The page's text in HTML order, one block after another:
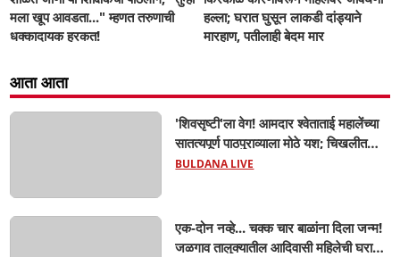
मला खूप आवडता..." म्हणत तरुणाची
धक्कादायक हरकत!
हल्ला; घरात घुसून लाकडी दांड्याने
मारहाण, पतीलाही बेदम मार
आता आता
'शिवसृष्टी'ला वेग! आमदार श्वेताताई महालेंच्या
सातत्यपूर्ण पाठपुराव्याला मोठे यश; चिखलीत
साकारणार ६५ कोटींचा भव्य 'छत्रपती शिवाजी
BULDANA LIVE
एक-दोन नव्हे... चक्क चार बाळांना दिला जन्म!
जळगाव तालुक्यातील आदिवासी महिलेची घरातच